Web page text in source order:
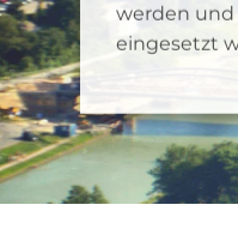
werden
eingesetzt